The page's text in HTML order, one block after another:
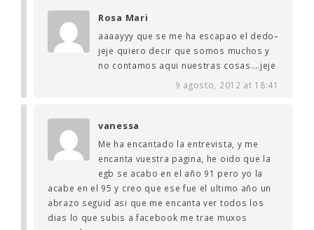
Rosa Mari
aaaayyy que se me ha escapao el dedo–
jeje quiero decir que somos muchos y
no contamos aqui nuestras cosas….jeje
9 agosto, 2012 at 18:41
vanessa
Me ha encantado la entrevista, y me
encanta vuestra pagina, he oido que la
egb se acabo en el año 91 pero yo la
acabe en el 95 y creo que ese fue el ultimo año un
abrazo seguid asi que me encanta ver todos los
dias lo que subis a facebook me trae muxos